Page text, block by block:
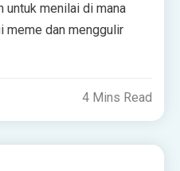
untuk menilai di mana
meme dan menggulir
4 Mins Read